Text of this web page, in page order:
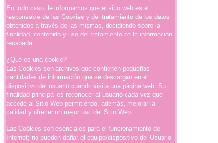
En todo caso, le informamos que el sitio web es el
responsable de las Cookies y del tratamiento de los datos
obtenidos a través de las mismas, decidiendo sobre la
finalidad, contenido y uso del tratamiento de la información
recabada.
¿Qué es una cookie?
Las Cookies son archivos que contienen pequeñas
cantidades de información que se descargan en el
dispositivo del usuario cuando visita una página web. Su
finalidad principal es reconocer al usuario cada vez que
accede al Sitio Web permitiendo, además, mejorar la
calidad y ofrecer un mejor uso del Sitio Web.
Las Cookies son esenciales para el funcionamiento de
Internet; no pueden dañar el equipo/dispositivo del Usuario